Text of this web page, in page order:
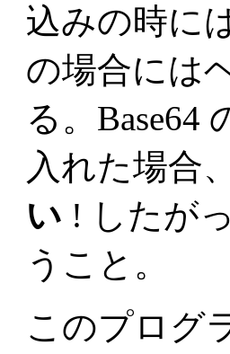
込みの時に
の場合には
る。Base64
入れた場合
い ! したが
うこと。
このプログ